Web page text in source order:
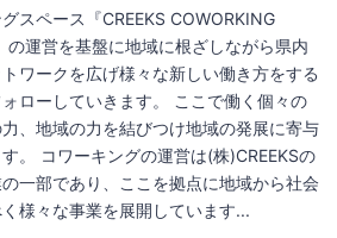
スペース『CREEKS COWORKING
の運営を基盤に地域に根ざしながら県内
ワークを広げ様々な新しい働き方をする
ォローしていきます。 ここで働く個々の
、地域の力を結びつけ地域の発展に寄与
。 コワーキングの運営は(株)CREEKSの
一部であり、ここを拠点に地域から社会
様々な事業を展開しています...